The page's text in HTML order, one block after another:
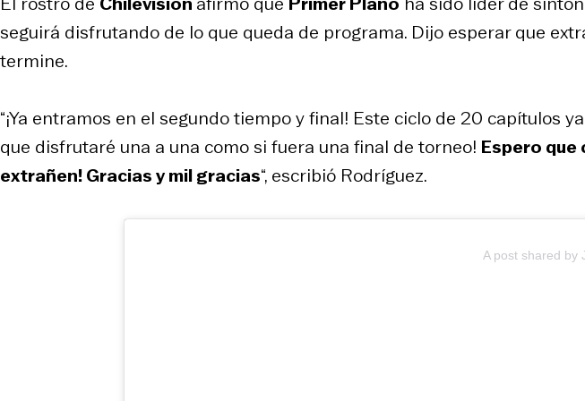
seguirá disfrutando de lo que queda de programa. Dijo esperar que
termine.
“¡Ya entramos en el segundo tiempo y final! Este ciclo de 20 capítulos
que disfrutaré una a una como si fuera una final de torneo! Espero que
extrañen! Gracias y mil gracias“, escribió Rodríguez.